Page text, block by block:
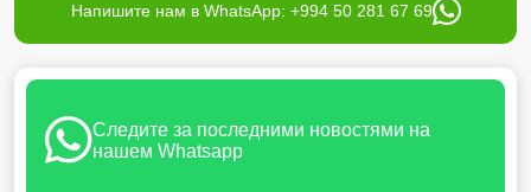
Напишите нам в WhatsApp: +994 50 281 67 69
Следите за последними новостями на
нашем Whatsapp